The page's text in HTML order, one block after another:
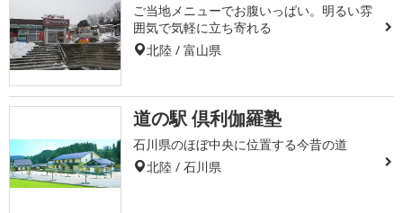
ご当地メニューでお腹いっぱい。明るい雰
囲気で気軽に立ち寄れる
北陸 / 富山県
道の駅 倶利伽羅塾
石川県のほぼ中央に位置する今昔の道
北陸 / 石川県